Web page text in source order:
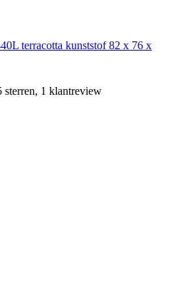
terracotta kunststof 82 x 76 x
sterren, 1 klantreview